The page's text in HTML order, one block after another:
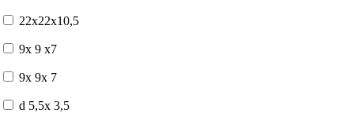
22x22x10,5
9x 9 x7
9x 9x 7
d 5,5x 3,5